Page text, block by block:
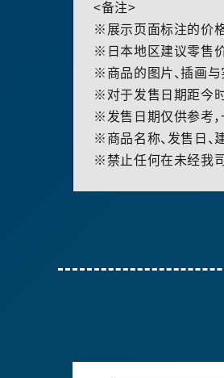
<备注>
※展示页面标注的价
※日本地区建议零售价
※商品的图片、插画与
※对于发售日期距今时
※发售日期仅供参考，
※商品名称、发售日、
※禁止任何在未经我司